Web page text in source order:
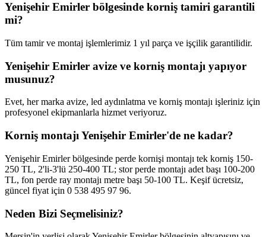
Yenişehir Emirler bölgesinde korniş tamiri garantili
mi?
Tüm tamir ve montaj işlemlerimiz 1 yıl parça ve işçilik garantilidir.
Yenişehir Emirler avize ve korniş montajı yapıyor
musunuz?
Evet, her marka avize, led aydınlatma ve korniş montajı işleriniz için
profesyonel ekipmanlarla hizmet veriyoruz.
Korniş montajı Yenişehir Emirler'de ne kadar?
Yenişehir Emirler bölgesinde perde kornişi montajı tek korniş 150-
250 TL, 2'li-3'lü 250-400 TL; stor perde montajı adet başı 100-200
TL, fon perde ray montajı metre başı 50-100 TL. Keşif ücretsiz,
güncel fiyat için 0 538 495 97 96.
Neden Bizi Seçmelisiniz?